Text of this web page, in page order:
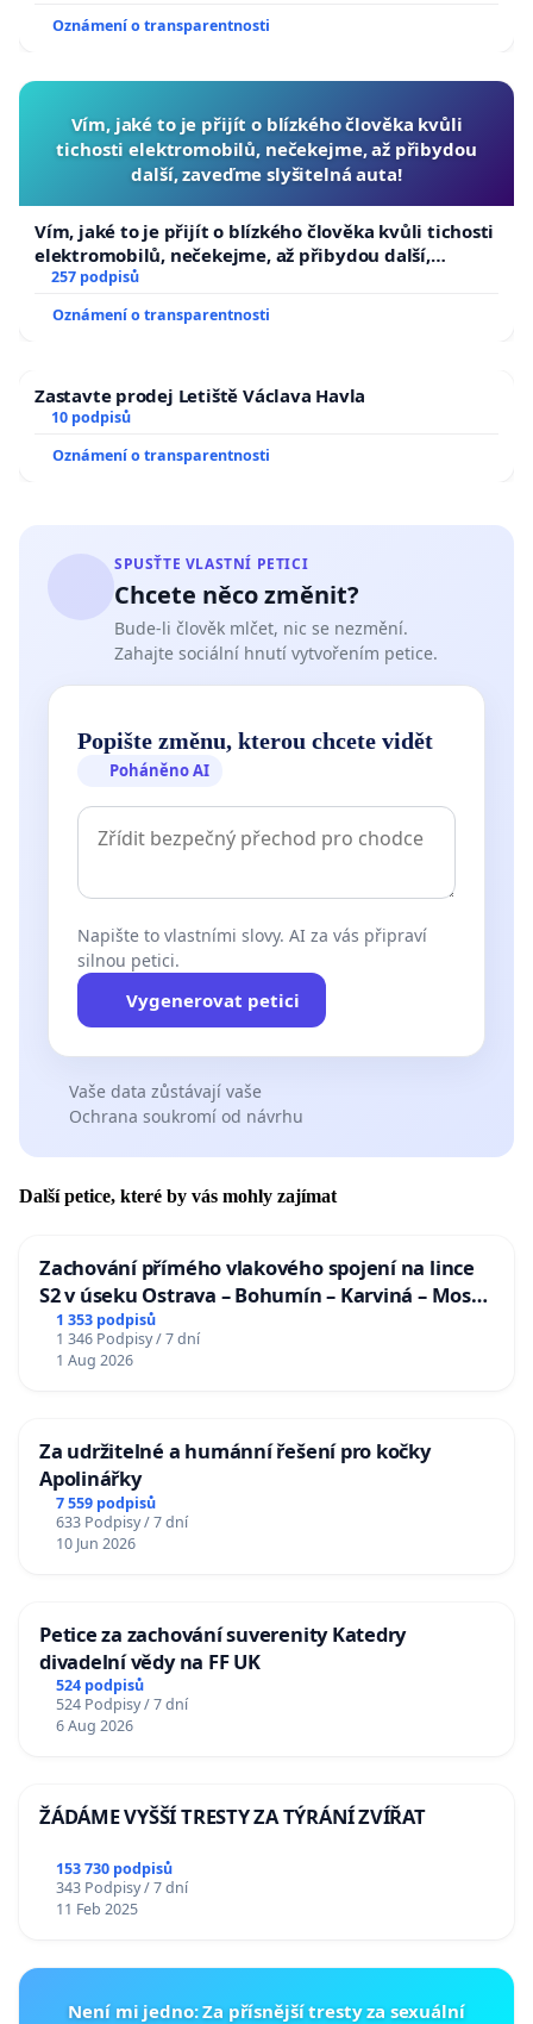
Oznámení o transparentnosti
Vím, jaké to je přijít o blízkého člověka kvůli
tichosti elektromobilů, nečekejme, až přibydou
další, zaveďme slyšitelná auta!
Vím, jaké to je přijít o blízkého člověka kvůli tichosti
elektromobilů, nečekejme, až přibydou další,
zaveďme slyšitelná auta!
257 podpisů
Oznámení o transparentnosti
Zastavte prodej Letiště Václava Havla
10 podpisů
Oznámení o transparentnosti
SPUSŤTE VLASTNÍ PETICI
Chcete něco změnit?
Bude-li člověk mlčet, nic se nezmění.
Zahajte sociální hnutí vytvořením petice.
Popište změnu, kterou chcete vidět
Poháněno AI
Napište to vlastními slovy. AI za vás připraví
silnou petici.
Vygenerovat petici
Vaše data zůstávají vaše
Ochrana soukromí od návrhu
Další petice, které by vás mohly zajímat
Zachování přímého vlakového spojení na lince
S2 v úseku Ostrava – Bohumín – Karviná – Mosty
u Jablunkova
1 353 podpisů
1 346 Podpisy / 7 dní
1 Aug 2026
Za udržitelné a humánní řešení pro kočky
Apolinářky
7 559 podpisů
633 Podpisy / 7 dní
10 Jun 2026
Petice za zachování suverenity Katedry
divadelní vědy na FF UK
524 podpisů
524 Podpisy / 7 dní
6 Aug 2026
ŽÁDÁME VYŠŠÍ TRESTY ZA TÝRÁNÍ ZVÍŘAT
153 730 podpisů
343 Podpisy / 7 dní
11 Feb 2025
Není mi jedno: Za přísnější tresty za sexuální